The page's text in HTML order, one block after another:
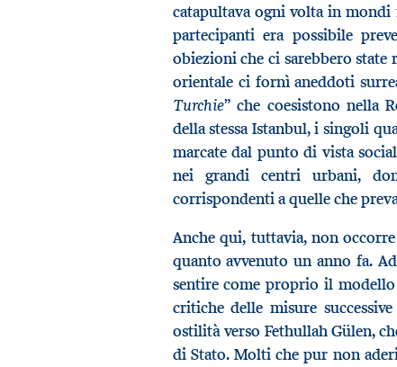
catapultava ogni volta in mondi
partecipanti era possibile
obiezioni che ci sarebbero state
orientale ci fornì aneddoti
Turchie” che coesistono nella
della stessa Istanbul, i singoli
marcate dal punto di vista
nei grandi centri urbani,
corrispondenti a quelle che
Anche qui, tuttavia, non
quanto avvenuto un anno fa.
sentire come proprio il
critiche delle misure
ostilità verso Fethullah Gülen,
di Stato. Molti che pur non